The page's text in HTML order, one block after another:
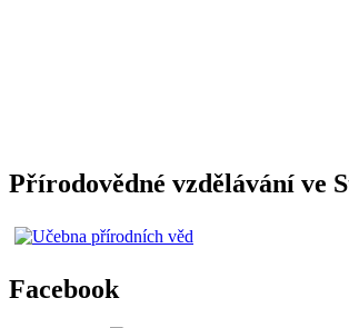
Přírodovědné vzdělávání ve
Facebook